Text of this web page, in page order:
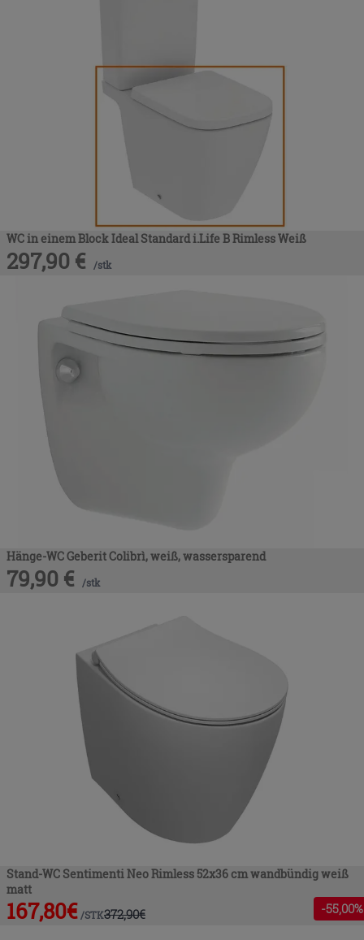
WC in einem Block Ideal Standard i.Life B Rimless Weiß
297,90 € /stk
Hänge-WC Geberit Colibrì, weiß, wassersparend
79,90 € /stk
Stand-WC Sentimenti Neo Rimless 52x36 cm wandbündig weiß
matt
167,80€ /STK372,90€ -55,00%